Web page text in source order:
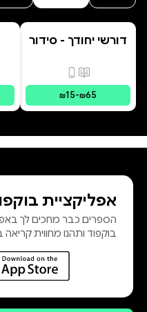
דורשי יחודך - סידור
פורמטים זמינים
₪15-₪65
אפליקציית
הספרים כבר מחכים לך
בוקפוד ותהנו מחווית